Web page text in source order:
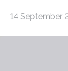
14 September